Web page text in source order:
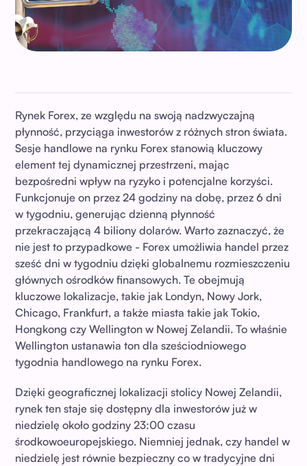
Rynek Forex, ze względu na swoją nadzwyczajną
płynność, przyciąga inwestorów z różnych stron świata.
Sesje handlowe na rynku Forex stanowią kluczowy
element tej dynamicznej przestrzeni, mając
bezpośredni wpływ na ryzyko i potencjalne korzyści.
Funkcjonuje on przez 24 godziny na dobę, przez 6 dni
w tygodniu, generując dzienną płynność
przekraczającą 4 biliony dolarów. Warto zaznaczyć, że
nie jest to przypadkowe - Forex umożliwia handel przez
sześć dni w tygodniu dzięki globalnemu rozmieszczeniu
głównych ośrodków finansowych. Te obejmują
kluczowe lokalizacje, takie jak Londyn, Nowy Jork,
Chicago, Frankfurt, a także miasta takie jak Tokio,
Hongkong czy Wellington w Nowej Zelandii. To właśnie
Wellington ustanawia ton dla sześciodniowego
tygodnia handlowego na rynku Forex.
Dzięki geograficznej lokalizacji stolicy Nowej Zelandii,
rynek ten staje się dostępny dla inwestorów już w
niedzielę około godziny 23:00 czasu
środkowoeuropejskiego. Niemniej jednak, czy handel w
niedzielę jest równie bezpieczny co w tradycyjne dni